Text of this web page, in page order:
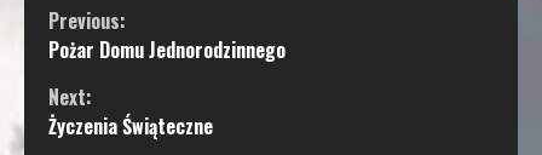
Continue
Reading
Previous:
Pożar Domu Jednorodzinnego
Next:
Życzenia Świąteczne